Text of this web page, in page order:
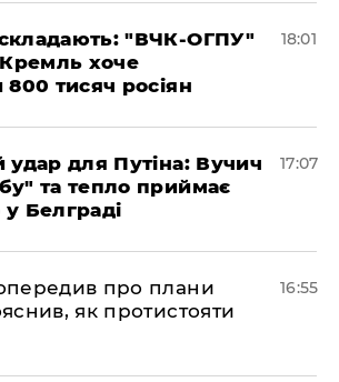
"ВЧК-ОГПУ"
Кремль хоче
800 тисяч росіян
18:01
удар для Путіна: Вучич
та тепло приймає
Белграді
17:07
про плани
як протистояти
16:55